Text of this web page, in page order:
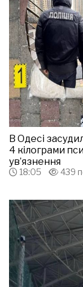
В Одесі
4 кілограми
ув’язнення
18:05 439